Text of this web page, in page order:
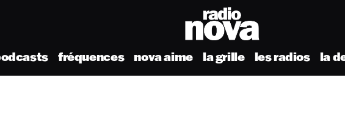
fréquences nova aime la grille les radios la